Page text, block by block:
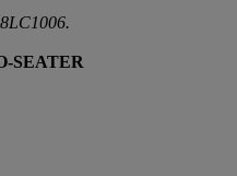
SEATER